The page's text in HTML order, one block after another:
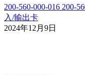
200-560-000-016 200-
入/输出卡
2024年12月9日